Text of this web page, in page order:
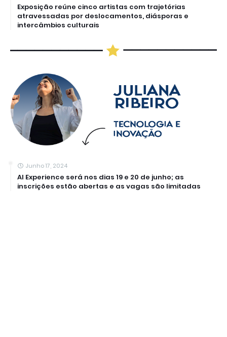
Exposição reúne cinco artistas com trajetórias
atravessadas por deslocamentos, diásporas e
intercâmbios culturais
Junho 17, 2024
AI Experience será nos dias 19 e 20 de junho; as
inscrições estão abertas e as vagas são limitadas